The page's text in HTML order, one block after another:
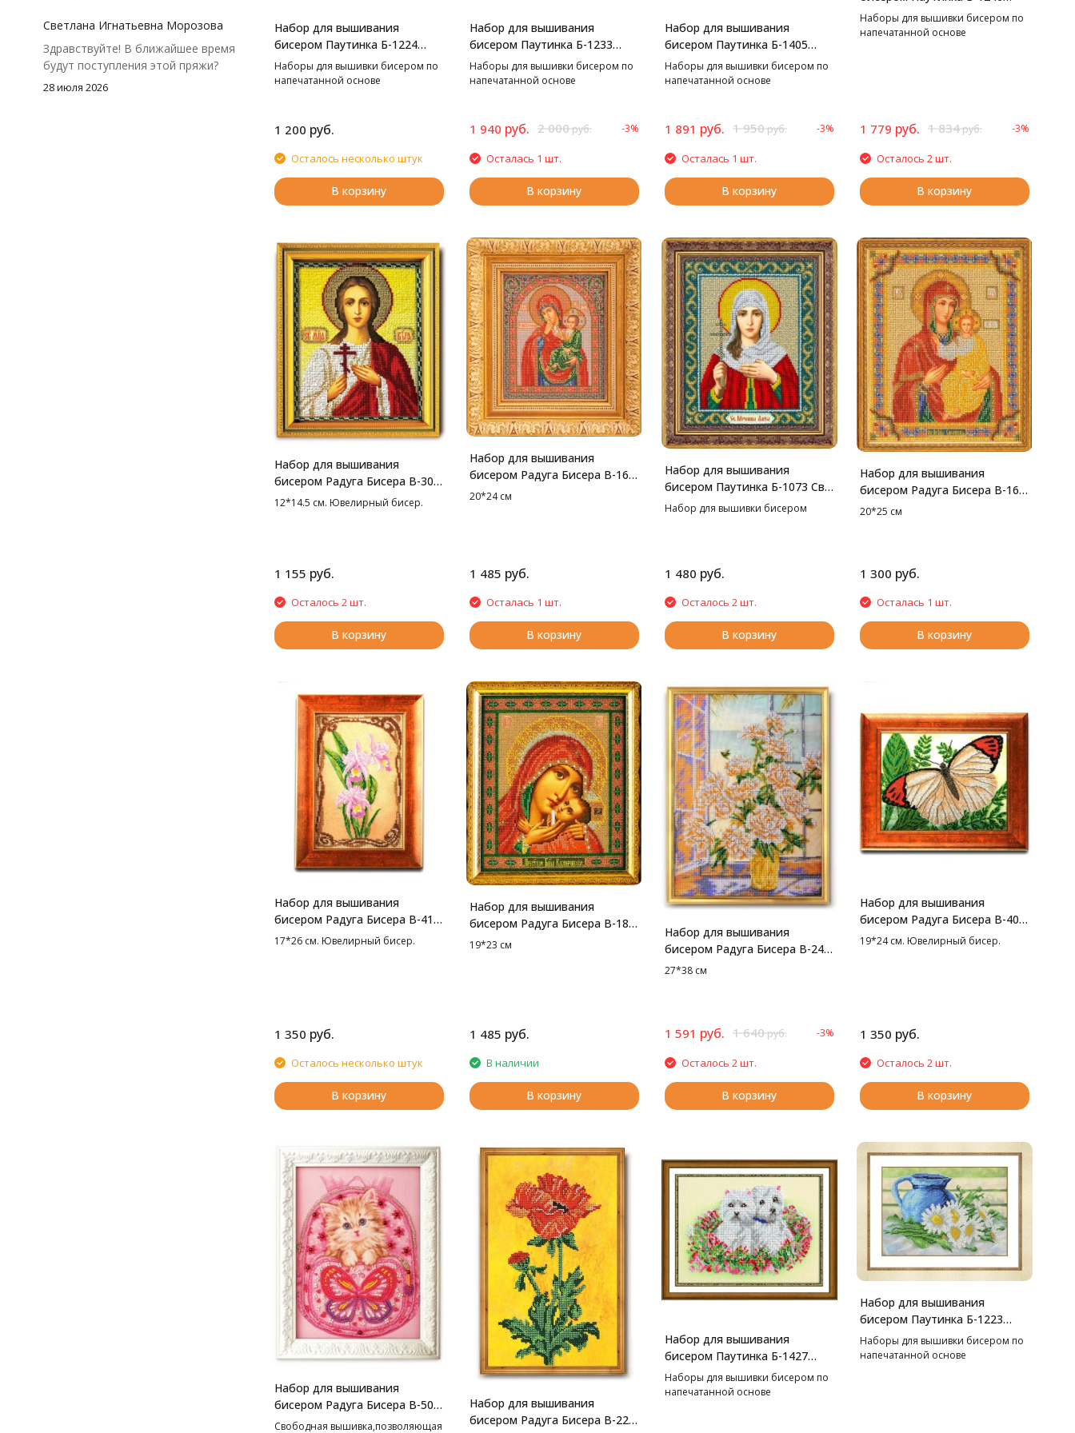
Набор для вышивания
бисером Паутинка Б-1224
Корзинка с шиповником,
24,5*33 см
Наборы для вышивки бисером по
напечатанной основе
1 200 руб.
Осталось несколько штук
В корзину
Набор для вышивания
бисером Паутинка Б-1233
Пионы, 37,5*28 см
Наборы для вышивки бисером по
напечатанной основе
1 940 руб. 2 000руб. -3%
Осталась 1 шт.
В корзину
Набор для вышивания
бисером Паутинка Б-1405
Лесное озеро, 27*38 см
Наборы для вышивки бисером по
напечатанной основе
1 891 руб. 1 950руб. -3%
Осталась 1 шт.
В корзину
Пушистые хризантемы, 38*35
см
Наборы для вышивки бисером по
напечатанной основе
1 779 руб. 1 834руб. -3%
Осталось 2 шт.
В корзину
Набор для вышивания
бисером Радуга Бисера В-309
Св.Вера, 12*14.5 см
12*14.5 см. Ювелирный бисер.
1 155 руб.
Осталось 2 шт.
В корзину
Набор для вышивания
бисером Радуга Бисера В-166
Богородица Отрада и
20*24 см
1 485 руб.
Осталась 1 шт.
В корзину
Набор для вышивания
бисером Паутинка Б-1073 Св.
Лариса, 20*25 см
Набор для вышивки бисером
1 480 руб.
Осталось 2 шт.
В корзину
Набор для вышивания
бисером Радуга Бисера В-163
Смоленская богородица,
20*25 см
1 300 руб.
Осталась 1 шт.
В корзину
Набор для вышивания
бисером Радуга Бисера В-416
Грациозные орхидеи, 17*26
17*26 см. Ювелирный бисер.
1 350 руб.
Осталось несколько штук
В корзину
Набор для вышивания
бисером Радуга Бисера В-183
Касперовская Богородица,
19*23 см
1 485 руб.
В наличии
В корзину
Набор для вышивания
бисером Радуга Бисера В-249
Пионы белые подобны
27*38 см
1 591 руб. 1 640руб. -3%
Осталось 2 шт.
В корзину
Набор для вышивания
бисером Радуга Бисера В-408
Летящий шифон, 19*24 см
19*24 см. Ювелирный бисер.
1 350 руб.
Осталось 2 шт.
В корзину
Набор для вышивания
бисером Радуга Бисера В-508
Путешественница, 13*18 см
Свободная вышивка,позволяющая
Набор для вышивания
бисером Радуга Бисера В-220
Набор для вышивания
бисером Паутинка Б-1427
Очаровашки, 18*24 см
Наборы для вышивки бисером по
напечатанной основе
Набор для вышивания
бисером Паутинка Б-1223
Деревенский натюрморт,
27*19 см
Наборы для вышивки бисером по
напечатанной основе
чуть-чуть не хватило))
Светлана Игнатьевна Морозова
Здравствуйте! В ближайшее время
будут поступления этой пряжи?
28 июля 2026